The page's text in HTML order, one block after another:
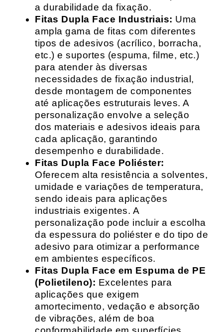
a durabilidade da fixação.
Fitas Dupla Face Industriais: Uma
ampla gama de fitas com diferentes
tipos de adesivos (acrílico, borracha,
etc.) e suportes (espuma, filme, etc.)
para atender às diversas
necessidades de fixação industrial,
desde montagem de componentes
até aplicações estruturais leves. A
personalização envolve a seleção
dos materiais e adesivos ideais para
cada aplicação, garantindo
desempenho e durabilidade.
Fitas Dupla Face Poliéster:
Oferecem alta resistência a solventes,
umidade e variações de temperatura,
sendo ideais para aplicações
industriais exigentes. A
personalização pode incluir a escolha
da espessura do poliéster e do tipo de
adesivo para otimizar a performance
em ambientes específicos.
Fitas Dupla Face em Espuma de PE
(Polietileno): Excelentes para
aplicações que exigem
amortecimento, vedação e absorção
de vibrações, além de boa